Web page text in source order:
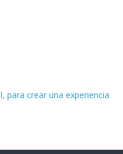
para crear una experiencia